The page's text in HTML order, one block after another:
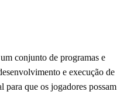
conjunto de programas e
e execução de
para que os jogadores possam